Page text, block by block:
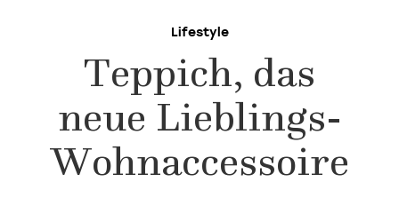
Lifestyle
Teppich, das
neue Lieblings-
Wohnaccessoire